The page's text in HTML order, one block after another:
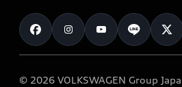
カタログ一覧
車検 / 定期点検
e-tronアフターサポート
クオリティ
保証
メンテナンス
お知らせ
オーナー様向けキャンペーン
© 2026 VOLKSWAGEN Group